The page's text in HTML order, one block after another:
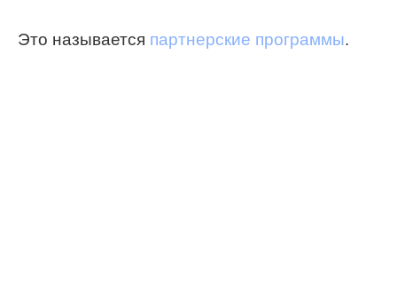
Это называется партнерские программы.